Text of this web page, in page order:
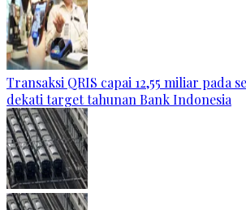
Transaksi QRIS capai 12,55 miliar pada
dekati target tahunan Bank Indonesia